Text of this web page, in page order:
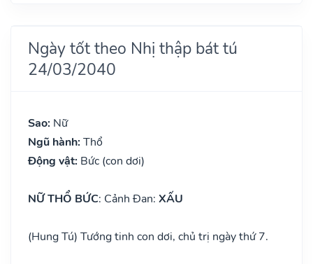
Ngày tốt theo Nhị thập bát tú
24/03/2040
Sao: Nữ
Ngũ hành: Thổ
Động vật: Bức (con dơi)
NỮ THỔ BỨC: Cảnh Đan: XẤU
(Hung Tú) Tướng tinh con dơi, chủ trị ngày thứ 7.